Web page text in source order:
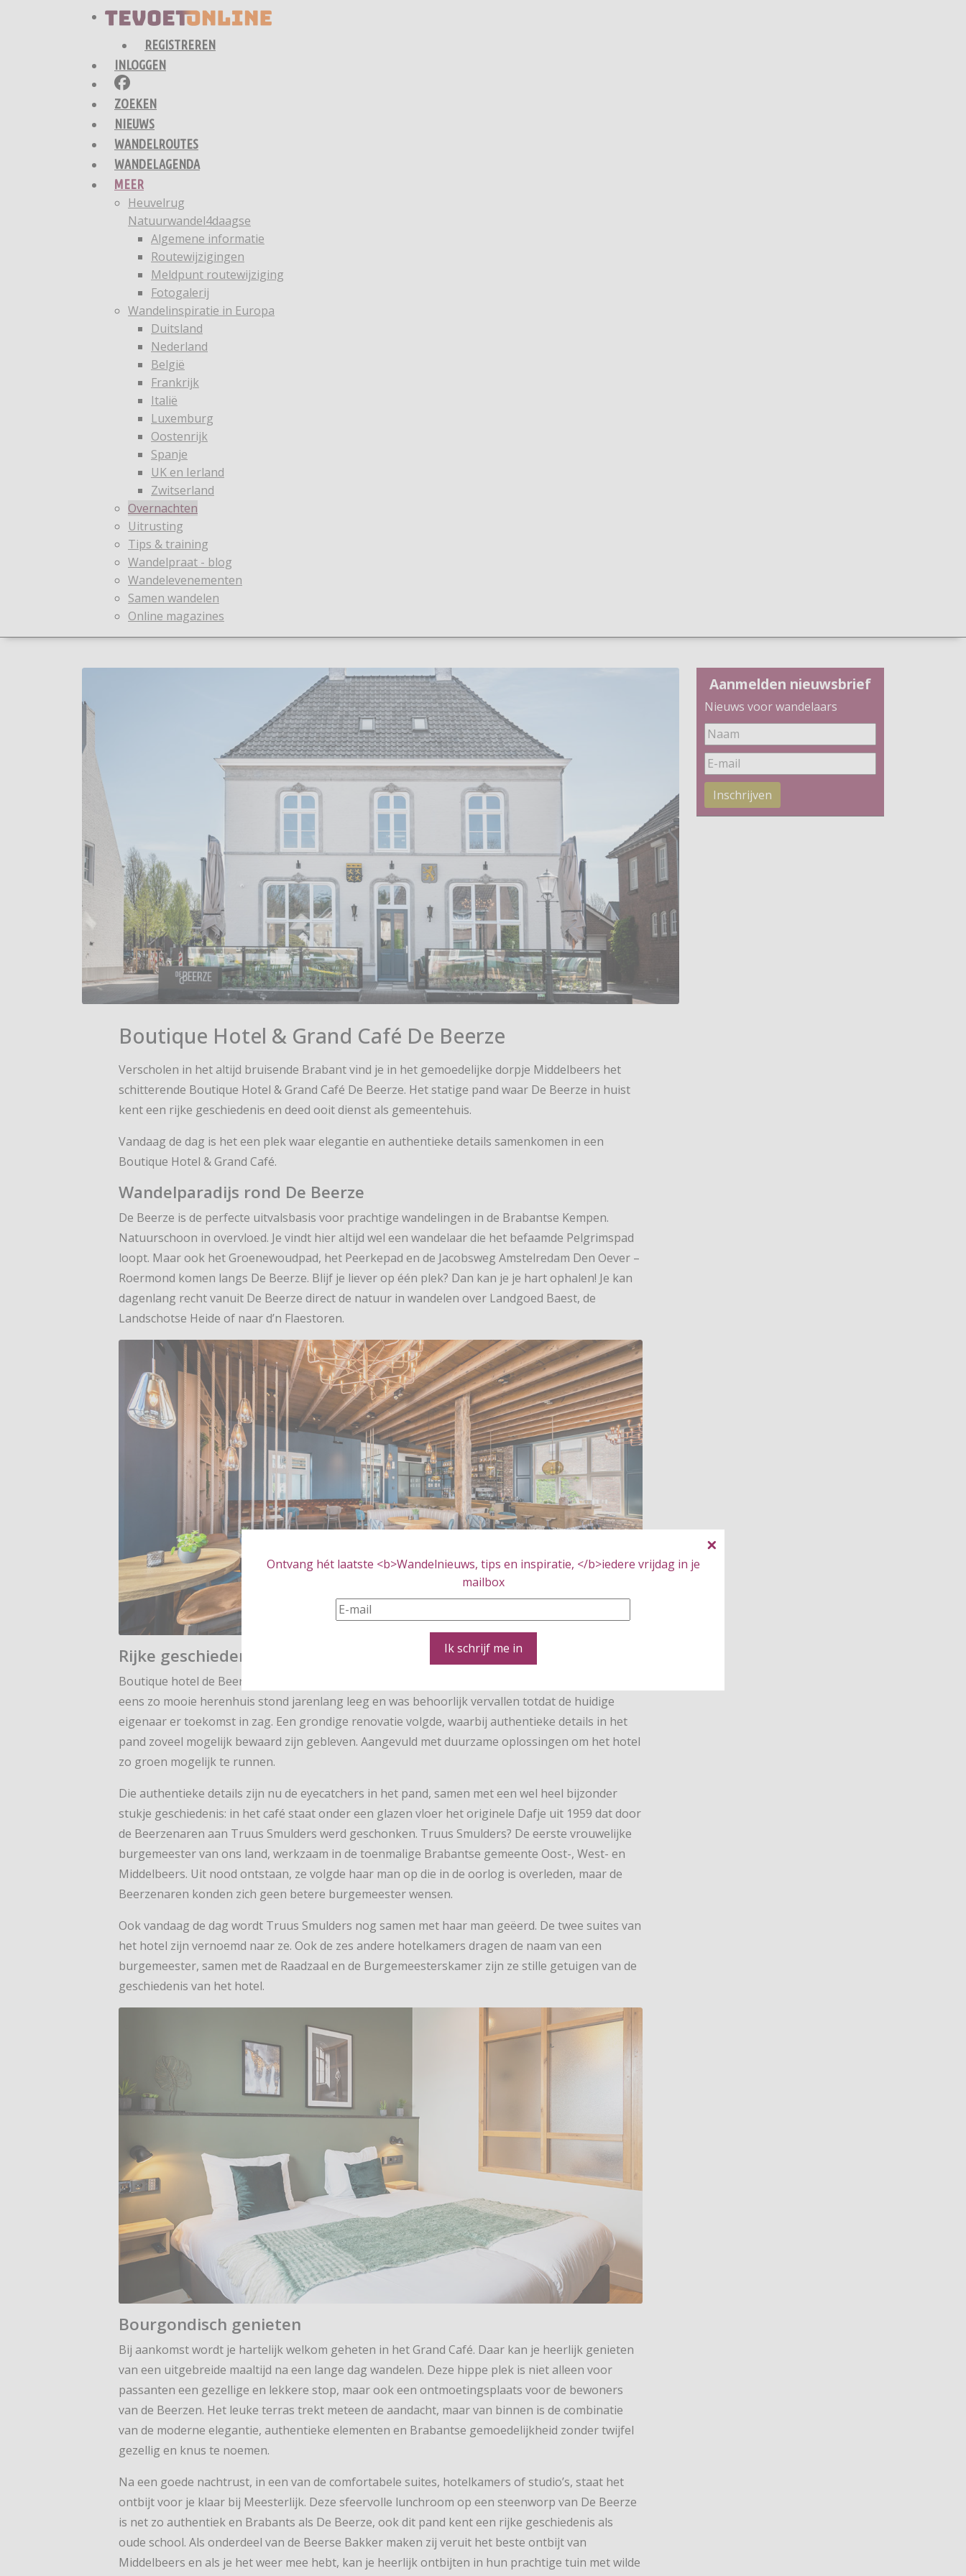
Ontvang hét laatste <b>Wandelnieuws, tips en inspiratie, </b>iedere vrijdag in je
mailbox
Ik schrijf me in
REGISTREREN
INLOGGEN
ZOEKEN
NIEUWS
WANDELROUTES
WANDELAGENDA
MEER
Heuvelrug
Natuurwandel4daagse
Algemene informatie
Routewijzigingen
Meldpunt routewijziging
Fotogalerij
Wandelinspiratie in Europa
Duitsland
Nederland
België
Frankrijk
Italië
Luxemburg
Oostenrijk
Spanje
UK en Ierland
Zwitserland
Overnachten
Uitrusting
Tips & training
Wandelpraat - blog
Wandelevenementen
Samen wandelen
Online magazines
Boutique Hotel & Grand Café De Beerze
Verscholen in het altijd bruisende Brabant vind je in het gemoedelijke dorpje Middelbeers het
schitterende Boutique Hotel & Grand Café De Beerze. Het statige pand waar De Beerze in huist
kent een rijke geschiedenis en deed ooit dienst als gemeentehuis.
Vandaag de dag is het een plek waar elegantie en authentieke details samenkomen in een
Boutique Hotel & Grand Café.
Wandelparadijs rond De Beerze
De Beerze is de perfecte uitvalsbasis voor prachtige wandelingen in de Brabantse Kempen.
Natuurschoon in overvloed. Je vindt hier altijd wel een wandelaar die het befaamde Pelgrimspad
loopt. Maar ook het Groenewoudpad, het Peerkepad en de Jacobsweg Amstelredam Den Oever –
Roermond komen langs De Beerze. Blijf je liever op één plek? Dan kan je je hart ophalen! Je kan
dagenlang recht vanuit De Beerze direct de natuur in wandelen over Landgoed Baest, de
Landschotse Heide of naar d’n Flaestoren.
Rijke geschiedenis
Boutique hotel de Beerze bevindt zich in het voormalige gemeentehuis van Middelbeers. Het
eens zo mooie herenhuis stond jarenlang leeg en was behoorlijk vervallen totdat de huidige
eigenaar er toekomst in zag. Een grondige renovatie volgde, waarbij authentieke details in het
pand zoveel mogelijk bewaard zijn gebleven. Aangevuld met duurzame oplossingen om het hotel
zo groen mogelijk te runnen.
Die authentieke details zijn nu de eyecatchers in het pand, samen met een wel heel bijzonder
stukje geschiedenis: in het café staat onder een glazen vloer het originele Dafje uit 1959 dat door
de Beerzenaren aan Truus Smulders werd geschonken. Truus Smulders? De eerste vrouwelijke
burgemeester van ons land, werkzaam in de toenmalige Brabantse gemeente Oost-, West- en
Middelbeers. Uit nood ontstaan, ze volgde haar man op die in de oorlog is overleden, maar de
Beerzenaren konden zich geen betere burgemeester wensen.
Ook vandaag de dag wordt Truus Smulders nog samen met haar man geëerd. De twee suites van
het hotel zijn vernoemd naar ze. Ook de zes andere hotelkamers dragen de naam van een
burgemeester, samen met de Raadzaal en de Burgemeesterskamer zijn ze stille getuigen van de
geschiedenis van het hotel.
Bourgondisch genieten
Bij aankomst wordt je hartelijk welkom geheten in het Grand Café. Daar kan je heerlijk genieten
van een uitgebreide maaltijd na een lange dag wandelen. Deze hippe plek is niet alleen voor
passanten een gezellige en lekkere stop, maar ook een ontmoetingsplaats voor de bewoners
van de Beerzen. Het leuke terras trekt meteen de aandacht, maar van binnen is de combinatie
van de moderne elegantie, authentieke elementen en Brabantse gemoedelijkheid zonder twijfel
gezellig en knus te noemen.
Na een goede nachtrust, in een van de comfortabele suites, hotelkamers of studio’s, staat het
ontbijt voor je klaar bij Meesterlijk. Deze sfeervolle lunchroom op een steenworp van De Beerze
is net zo authentiek en Brabants als De Beerze, ook dit pand kent een rijke geschiedenis als
oude school. Als onderdeel van de Beerse Bakker maken zij veruit het beste ontbijt van
Middelbeers en als je het weer mee hebt, kan je heerlijk ontbijten in hun prachtige tuin met wilde
Aanmelden nieuwsbrief
Nieuws voor wandelaars
Inschrijven